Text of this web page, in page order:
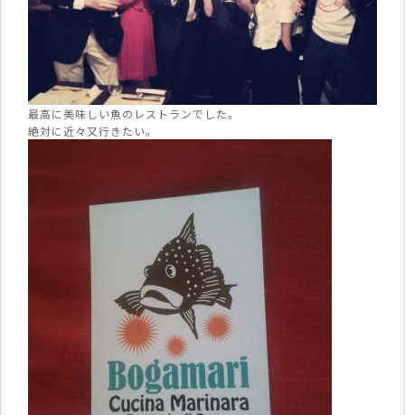
最高に美味しい魚のレストランでした。
絶対に近々又行きたい。